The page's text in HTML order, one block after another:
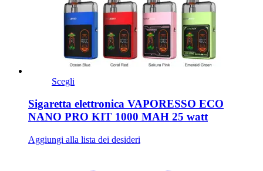
Scegli
Sigaretta elettronica VAPORESSO ECO
NANO PRO KIT 1000 MAH 25 watt
Aggiungi alla lista dei desideri